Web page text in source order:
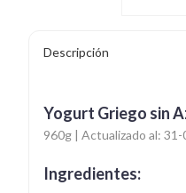
Descripción
Yogurt Griego sin
960g | Actualizado al:
Ingredientes: